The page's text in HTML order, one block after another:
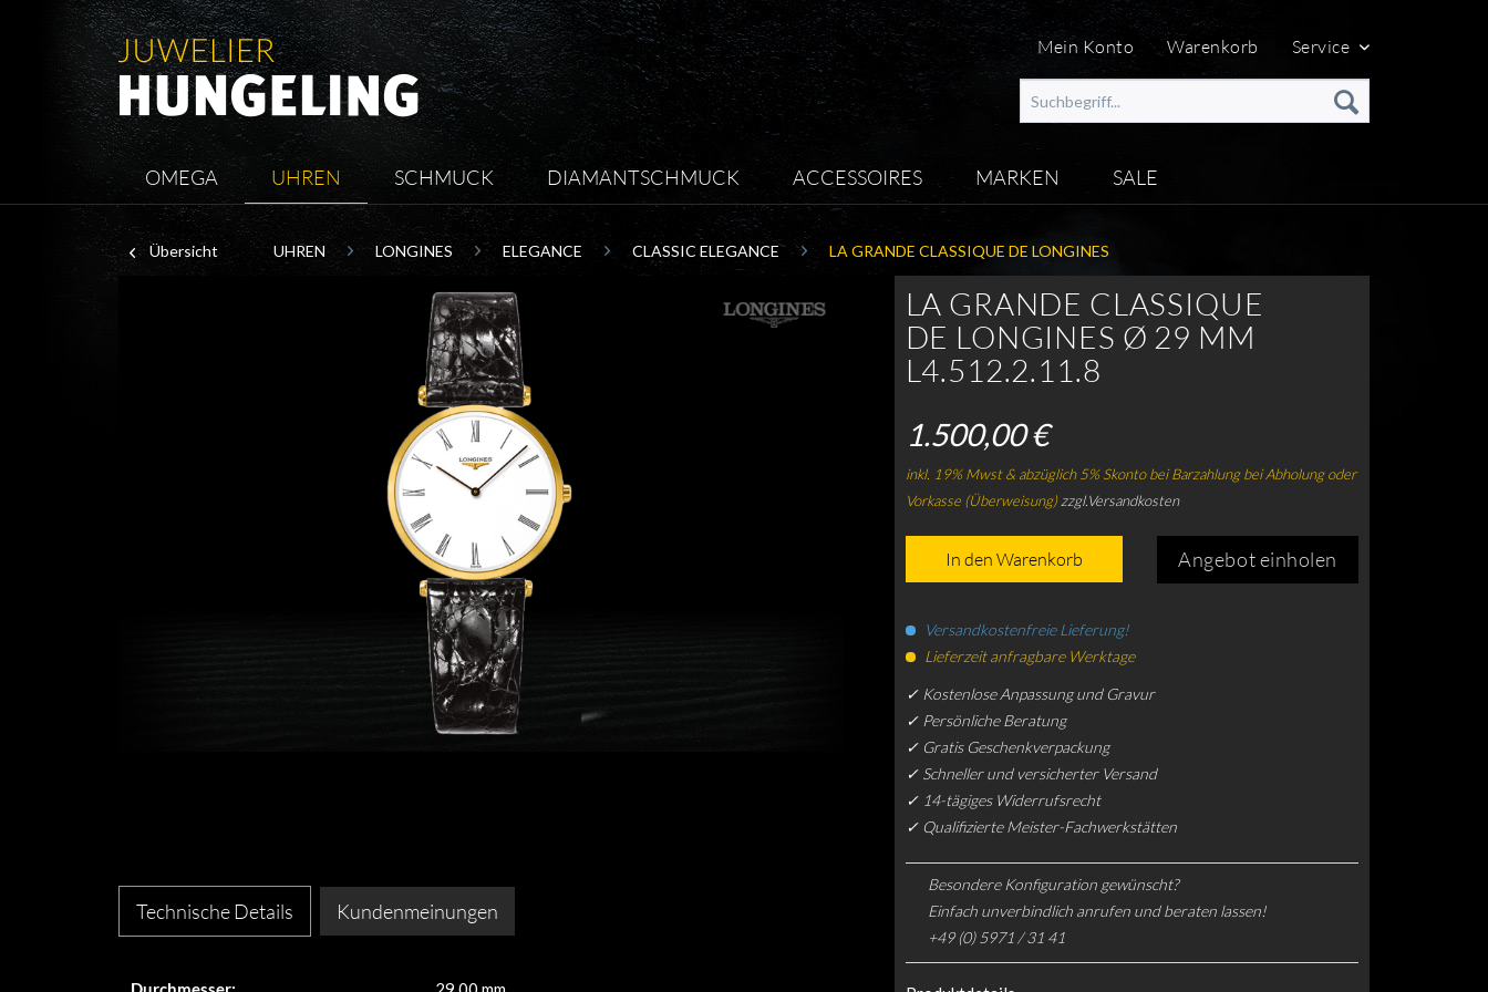
Mein Konto Warenkorb Service
OMEGA UHREN SCHMUCK DIAMANTSCHMUCK ACCESSOIRES MARKEN SALE
Übersicht UHREN LONGINES ELEGANCE CLASSIC ELEGANCE LA GRANDE CLASSIQUE DE LONGINES
LA GRANDE CLASSIQUE
DE LONGINES Ø 29 MM
L4.512.2.11.8
1.500,00 €
inkl. 19% Mwst & abzüglich 5% Skonto bei Barzahlung bei Abholung oder
Vorkasse (Überweisung)zzgl.Versandkosten
Angebot einholen
In den Warenkorb
Versandkostenfreie Lieferung!
Lieferzeit anfragbare Werktage
✓ Kostenlose Anpassung und Gravur
✓ Persönliche Beratung
✓ Gratis Geschenkverpackung
✓ Schneller und versicherter Versand
✓ 14-tägiges Widerrufsrecht
✓ Qualifizierte Meister-Fachwerkstätten
Besondere Konfiguration gewünscht?
Einfach unverbindlich anrufen und beraten lassen!
+49 (0) 5971 / 31 41
Technische Details Kundenmeinungen